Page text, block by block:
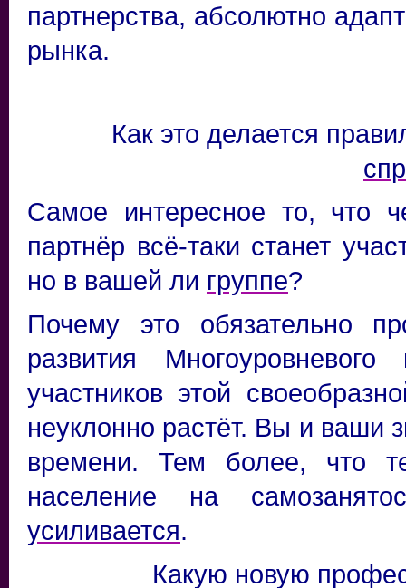
партнерства, абсолютно
рынка.
Как это делается
Самое интересное то, что
партнёр всё-таки станет
но в вашей ли группе?
Почему это обязательно
развития
участников этой
неуклонно растёт. Вы и ваши
времени. Тем более, что
население на
усиливается.
Какую новую